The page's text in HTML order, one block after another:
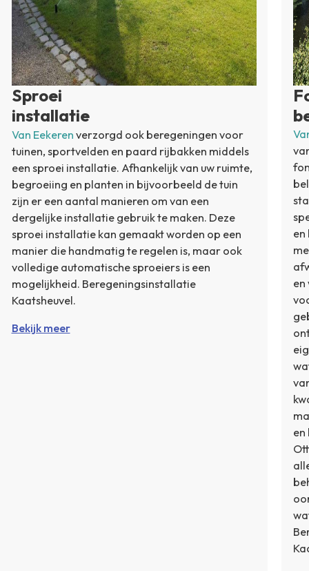
Sproei
installatie
Van Eekeren verzorgd ook beregeningen voor
tuinen, sportvelden en paard rijbakken middels
een sproei installatie. Afhankelijk van uw ruimte,
begroeiing en planten in bijvoorbeeld de tuin
zijn er een aantal manieren om van een
dergelijke installatie gebruik te maken. Deze
sproei installatie kan gemaakt worden op een
manier die handmatig te regelen is, maar ook
volledige automatische sproeiers is een
mogelijkheid. Beregeningsinstallatie
Kaatsheuvel.
Bekijk meer
en
en